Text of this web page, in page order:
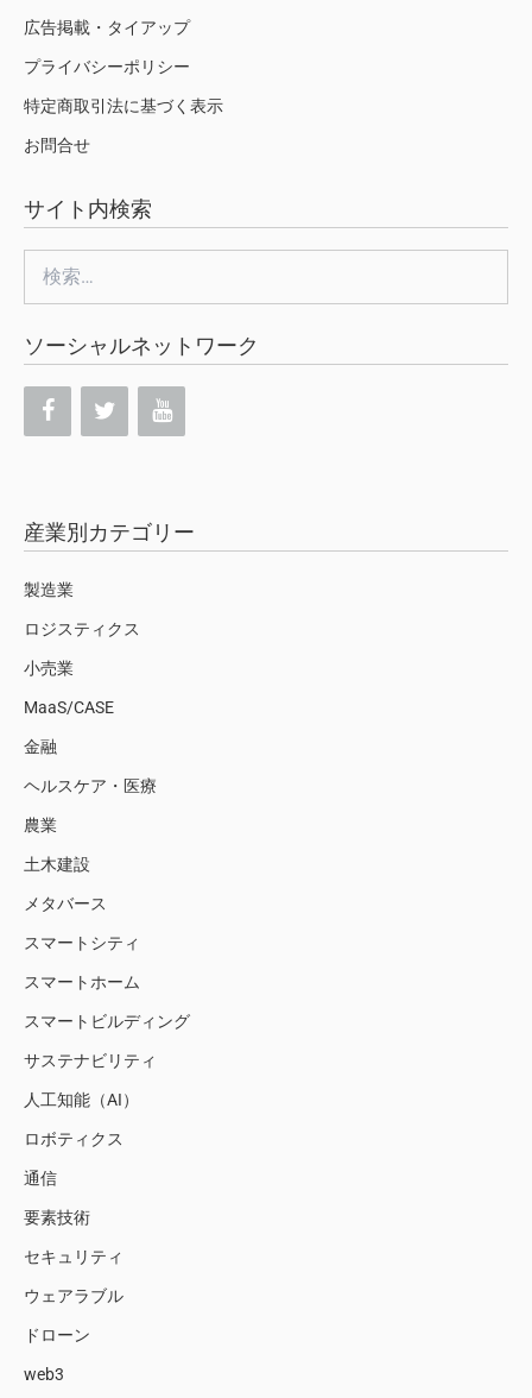
広告掲載・タイアップ
プライバシーポリシー
特定商取引法に基づく表示
お問合せ
サイト内検索
索:
ソーシャルネットワーク
産業別カテゴリー
製造業
ロジスティクス
小売業
MaaS/CASE
金融
ヘルスケア・医療
農業
土木建設
メタバース
スマートシティ
スマートホーム
スマートビルディング
サステナビリティ
人工知能（AI）
ロボティクス
通信
要素技術
セキュリティ
ウェアラブル
ドローン
web3